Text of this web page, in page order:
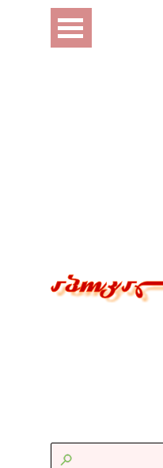
Перейти к контенту
Пропустить меню